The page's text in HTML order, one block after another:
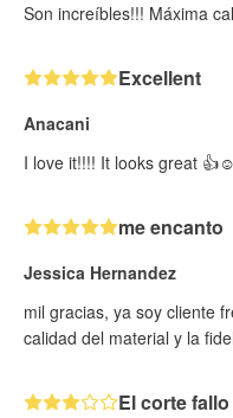
Son increíbles!!! Máxima
Excellent
Anacani
I love it!!!! It looks great
me encanto
Jessica Hernandez
mil gracias, ya soy cliente
calidad del material y la
El corte fallo